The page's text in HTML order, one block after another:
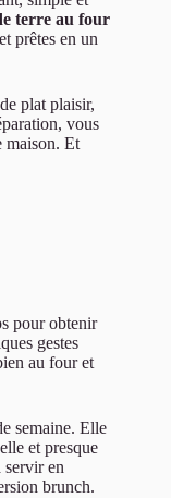
terre au four
prêtes en un
plat plaisir,
vous
maison. Et
pour obtenir
gestes
au four et
semaine. Elle
et presque
servir en
brunch.